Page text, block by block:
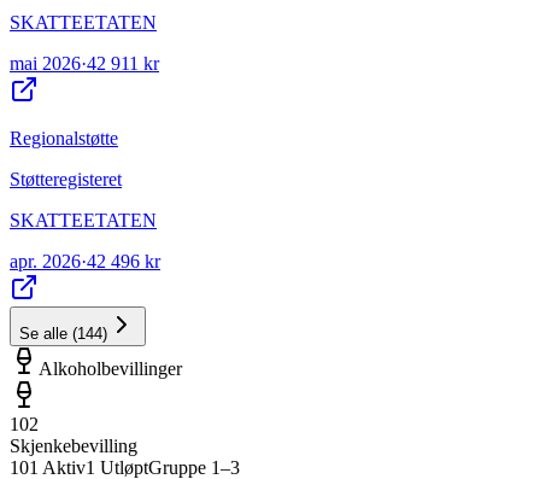
SKATTEETATEN
mai 2026·42 911 kr
Regionalstøtte
Støtteregisteret
SKATTEETATEN
apr. 2026·42 496 kr
Se alle (144)
Alkoholbevillinger
102
Skjenkebevilling
101 Aktiv1 UtløptGruppe 1–3